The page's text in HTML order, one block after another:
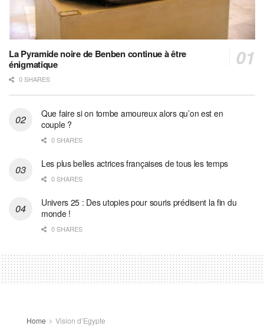
La Pyramide noire de Benben continue à être
énigmatique
0 SHARES
Que faire si on tombe amoureux alors qu’on est en
couple ?
0 SHARES
Les plus belles actrices françaises de tous les temps
0 SHARES
Univers 25 : Des utopies pour souris prédisent la fin du
monde !
0 SHARES
Home Vision d’Egypte